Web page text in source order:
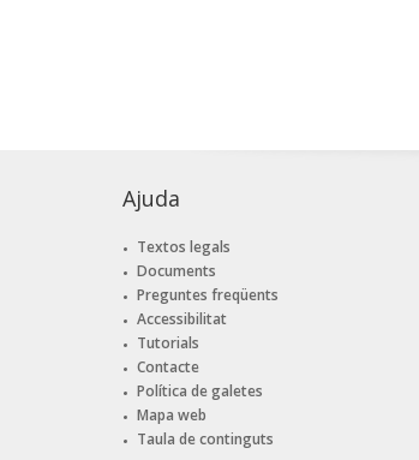
Ajuda
Textos legals
Documents
Preguntes freqüents
Accessibilitat
Tutorials
Contacte
Política de galetes
Mapa web
Taula de continguts